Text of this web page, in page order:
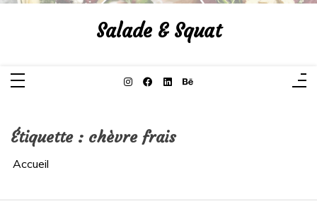
Aller
Salade & Squat
Étiquette : chèvre frais
Accueil